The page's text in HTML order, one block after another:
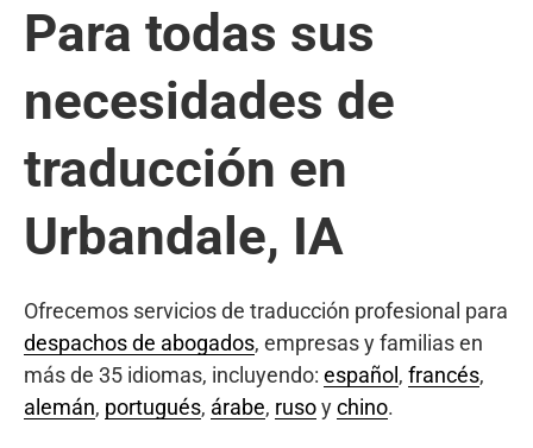
Para todas sus
necesidades de
traducción en
Urbandale, IA
Ofrecemos servicios de traducción profesional para
despachos de abogados, empresas y familias en
más de 35 idiomas, incluyendo: español , francés,
alemán, portugués, árabe, rusoychino.